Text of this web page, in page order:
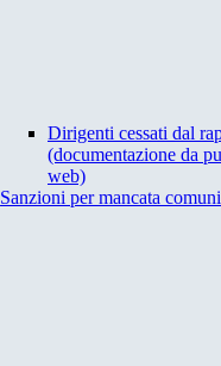
Dirigenti cessati dal
(documentazione da
web)
Sanzioni per mancata